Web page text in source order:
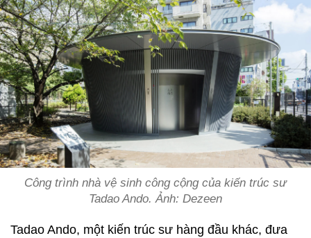
Công trình nhà vệ sinh công cộng của kiến trúc sư
Tadao Ando. Ảnh: Dezeen
Tadao Ando, ​​một kiến ​​trúc sư hàng đầu khác, đưa